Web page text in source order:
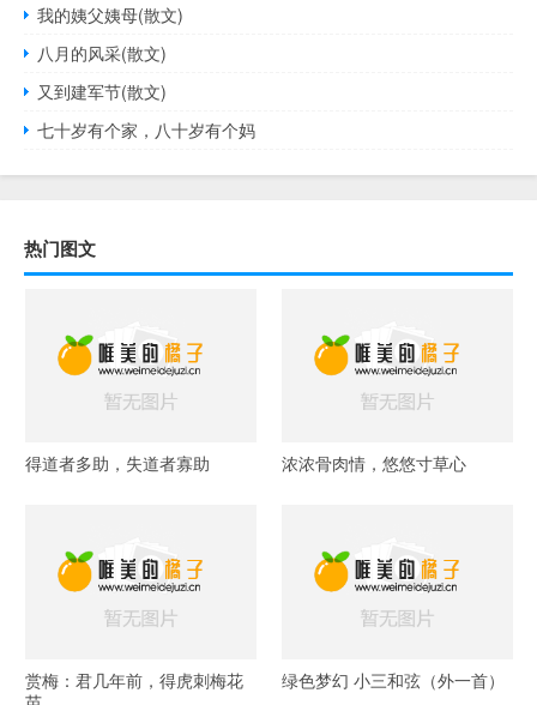
我的姨父姨母(散文)
八月的风采(散文)
又到建军节(散文)
七十岁有个家，八十岁有个妈
热门图文
得道者多助，失道者寡助 浓浓骨肉情，悠悠寸草心
赏梅：君几年前，得虎刺梅花
绿色梦幻 小三和弦（外一首）